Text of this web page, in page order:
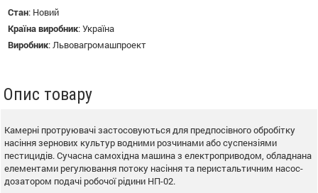
Стан: Новий
Країна виробник:Україна
Виробник: Львовагромашпроект
Опис товару
Камерні протруювачі застосовуються для предпосівного обробітку
насіння зернових культур водними розчинами або суспензіями
пестицидів. Сучасна самохідна машина з електроприводом, обладнана
елементами регулювання потоку насіння та перистальтичним насос-
дозатором подачі робочої рідини НП-02.